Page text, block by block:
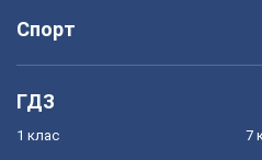
Спорт
ГДЗ
1 клас 7